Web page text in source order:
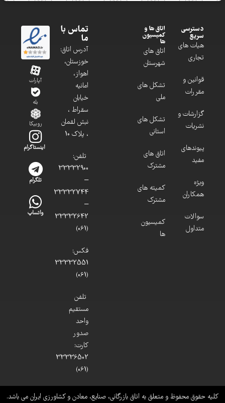
دسترسی
سریع
هیات های
تجاری
قوانین و
مقررات
گزارشات و
نشریات
پیوندهای
مفید
ویژه
همکاران
سوالات
متداول
اتاق ها و
کمیسیون
ها
اتاق های
شهرستان
تشکل های
ملی
تشکل های
استانی
اتاق های
مشترک
کمیته های
مشترک
کمیسیون
ها
تماس با
ما
آدرس اتاق:
خوزستان،
اهواز،
امانیه
خیابان
سقراط ،
نبش لقمان
، پلاک 10
تلفن:
33332900
–
33332744
–
33332642
(061)
فکس:
33332551
(061)
تلفن
مستقیم
واحد
صدور
کارت:
33336502
(061)
آپارات
بله
روبیکا
اینستاگرام
تلگرام
واتساپ
کلیه حقوق محفوظ و متعلق به اتاق بازرگانی، صنایع، معادن و کشاورزی ایران می باشد.